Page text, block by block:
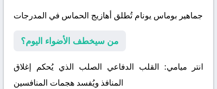
جماهير بوماس يونام تُطلق أهازيج الحماس في المدرجات
من سيخطف الأضواء اليوم؟
انتر ميامي: القلب الدفاعي الصلب الذي يُحكم إغلاق
المنافذ ويُفسد هجمات المنافسين